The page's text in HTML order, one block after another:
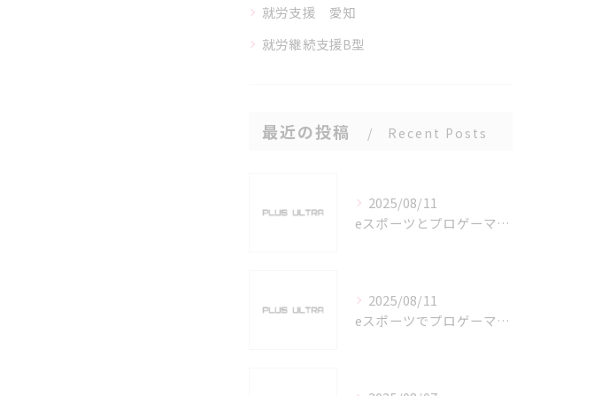
就労支援 愛知
就労継続支援B型
最近の投稿 Recent Posts
2025/08/11
eスポーツとプロゲーマーを六番町駅で目指すための実践ガイド
2025/08/11
eスポーツでプロゲーマーを目指す愛知県名古屋市の最新キャリアガイド